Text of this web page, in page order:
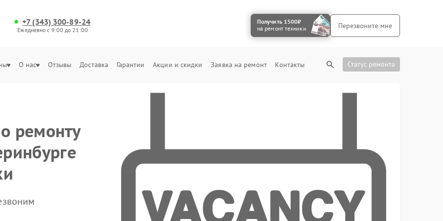
+7 (343) 300-89-24
Ежедневно с 9:00 до 21:00
Получить 1500₽
на ремонт техники
Перезвоните мне
О нас Отзывы Доставка Гарантии Акции и скидки Заявка на ремонт Контакты Статус ремонта
ремонту